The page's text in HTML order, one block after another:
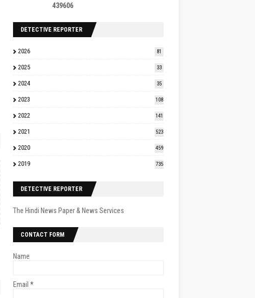
439606
DETECTIVE REPORTER
2026 81
2025 33
2024 35
2023 108
2022 141
2021 523
2020 459
2019 735
DETECTIVE REPORTER
The Hindi News Paper & News Services
CONTACT FORM
Name
Email *